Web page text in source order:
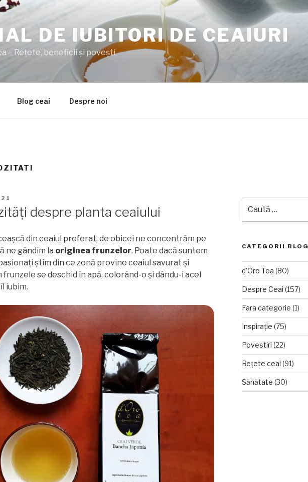
DE IUBITORI DE CEAIURI
– Rețete, beneficii şi poveşti
Blog ceai Despre noi
despre planta ceaiului
din ceaiul preferat, de obicei ne concentrăm pe
ne gândim la originea frunzelor. Poate dacă suntem
știm din ce zonă provine ceaiul savurat și
frunzele se deschid în apă, colorând-o și dându-i acel
iubim.
după:
CATEGORII BLOG
d'Oro Tea (80)
Despre Ceai (157)
Fara categorie (1)
Inspirație (75)
Povestiri (22)
Rețete ceai (91)
Sănătate (30)